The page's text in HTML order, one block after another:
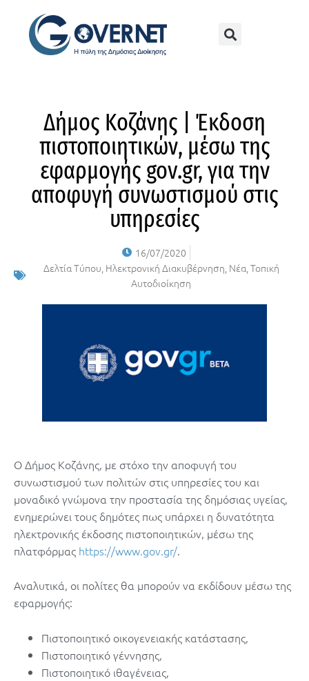
Δήμος Κοζάνης | Έκδοση
πιστοποιητικών, μέσω της
εφαρμογής gov.gr, για την
αποφυγή συνωστισμού στις
υπηρεσίες
16/07/2020
Δελτία Τύπου Ηλεκτρονική Διακυβέρνηση Νέα Τοπική
Αυτοδιοίκηση
Ο Δήμος Κοζάνης, με στόχο την αποφυγή του
συνωστισμού των πολιτών στις υπηρεσίες του και
μοναδικό γνώμονα την προστασία της δημόσιας υγείας,
ενημερώνει τους δημότες πως υπάρχει η δυνατότητα
ηλεκτρονικής έκδοσης πιστοποιητικών, μέσω της
πλατφόρμας https://www.gov.gr/.
Αναλυτικά, οι πολίτες θα μπορούν να εκδίδουν μέσω της
εφαρμογής:
Πιστοποιητικό οικογενειακής κατάστασης,
Πιστοποιητικό γέννησης,
Πιστοποιητικό ιθαγένειας,